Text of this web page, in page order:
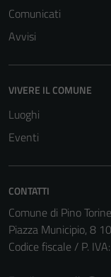
Comunicati
Avvisi
VIVERE IL COMUNE
Luoghi
Eventi
CONTATTI
Comune di Pino
Piazza Municipio, 8
Codice fiscale / P.